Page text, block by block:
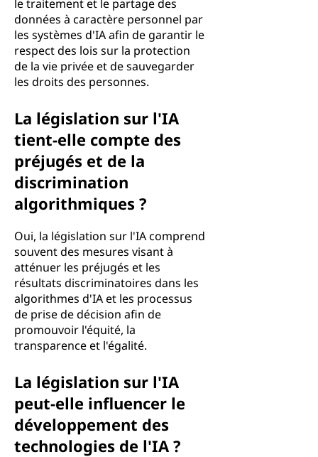
le traitement et le partage des
données à caractère personnel par
les systèmes d'IA afin de garantir le
respect des lois sur la protection
de la vie privée et de sauvegarder
les droits des personnes.
La législation sur l'IA
tient-elle compte des
préjugés et de la
discrimination
algorithmiques ?
Oui, la législation sur l'IA comprend
souvent des mesures visant à
atténuer les préjugés et les
résultats discriminatoires dans les
algorithmes d'IA et les processus
de prise de décision afin de
promouvoir l'équité, la
transparence et l'égalité.
La législation sur l'IA
peut-elle influencer le
développement des
technologies de l'IA ?